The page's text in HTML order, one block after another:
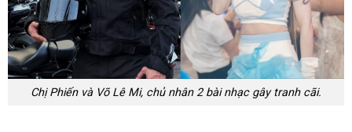
Chị Phiến và Võ Lê Mi, chủ nhân 2 bài nhạc gây tranh cãi.